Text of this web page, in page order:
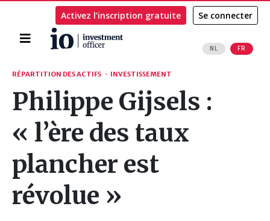
Accueil
NL FR
Activez l’inscription gratuite Se connecter
Rechercher
RÉPARTITION DES ACTIFS · INVESTISSEMENT
Philippe Gijsels :
« l’ère des taux
plancher est
révolue »